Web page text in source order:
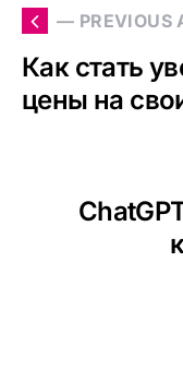
— PREVIOUS
Как стать
цены на